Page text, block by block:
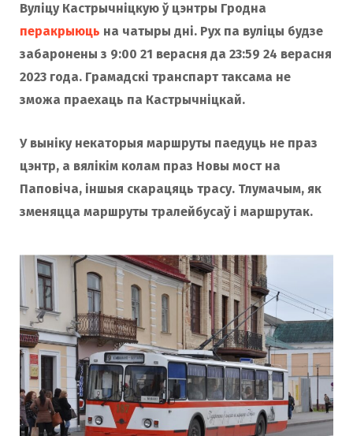
Вуліцу Кастрычніцкую ў цэнтры Гродна
перакрыюць на чатыры дні. Рух па вуліцы будзе
забаронены з 9:00 21 верасня да 23:59 24 верасня
2023 года. Грамадскі транспарт таксама не
зможа праехаць па Кастрычніцкай.
У выніку некаторыя маршруты паедуць не праз
цэнтр, а вялікім колам праз Новы мост на
Паповіча, іншыя скарацяць трасу. Тлумачым, як
зменяцца маршруты тралейбусаў і маршрутак.